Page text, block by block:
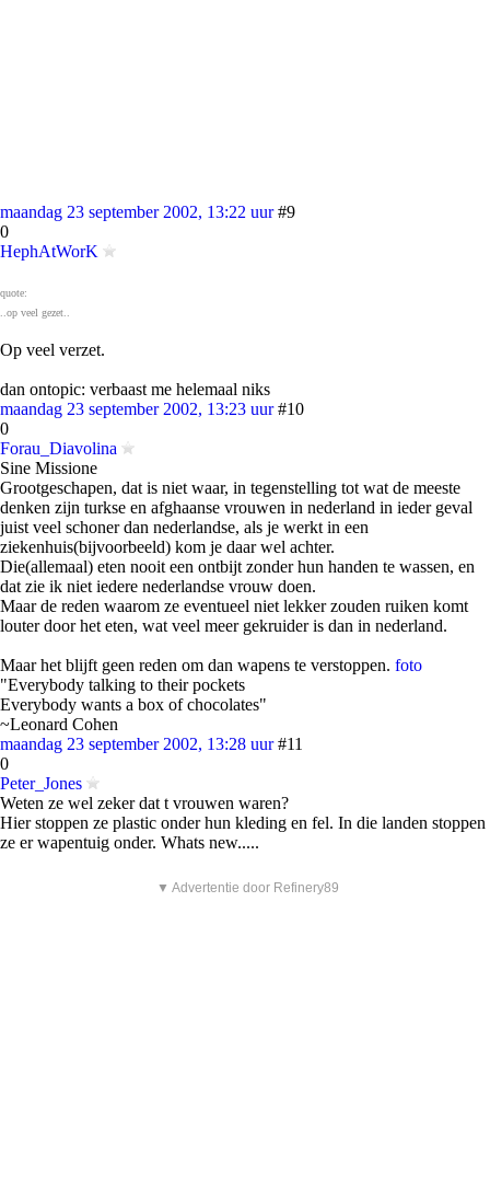
maandag 23 september 2002, 13:22 uur #9
0
HephAtWorK
quote:
..op veel gezet..
Op veel verzet.
dan ontopic: verbaast me helemaal niks
maandag 23 september 2002, 13:23 uur #10
0
Forau_Diavolina
Sine Missione
Grootgeschapen, dat is niet waar, in tegenstelling tot wat de meeste
denken zijn turkse en afghaanse vrouwen in nederland in ieder geval
juist veel schoner dan nederlandse, als je werkt in een
ziekenhuis(bijvoorbeeld) kom je daar wel achter.
Die(allemaal) eten nooit een ontbijt zonder hun handen te wassen, en
dat zie ik niet iedere nederlandse vrouw doen.
Maar de reden waarom ze eventueel niet lekker zouden ruiken komt
louter door het eten, wat veel meer gekruider is dan in nederland.
Maar het blijft geen reden om dan wapens te verstoppen. foto
"Everybody talking to their pockets
Everybody wants a box of chocolates"
~Leonard Cohen
maandag 23 september 2002, 13:28 uur #11
0
Peter_Jones
Weten ze wel zeker dat t vrouwen waren?
Hier stoppen ze plastic onder hun kleding en fel. In die landen stoppen
ze er wapentuig onder. Whats new.....
▼ Advertentie door Refinery89